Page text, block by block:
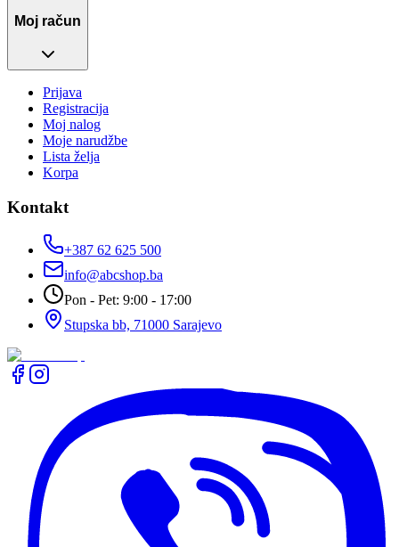
Moj račun
Prijava
Registracija
Moj nalog
Moje narudžbe
Lista želja
Korpa
Kontakt
+387 62 625 500
info@abcshop.ba
Pon - Pet: 9:00 - 17:00
Stupska bb, 71000 Sarajevo